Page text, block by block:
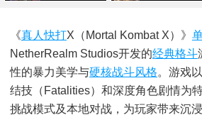
《真人快打X（Mortal Kombat X）》
NetherRealm Studios开发的经典格斗
性的暴力美学与硬核战斗风格。游戏
结技（Fatalities）和深度角色剧情为
挑战模式及本地对战，为玩家带来沉